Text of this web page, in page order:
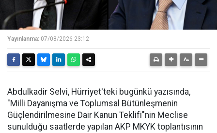
Yayınlanma: 07/08/2026 23:12
Abdulkadir Selvi, Hürriyet'teki bugünkü yazısında,
"Milli Dayanışma ve Toplumsal Bütünleşmenin
Güçlendirilmesine Dair Kanun Teklifi"nin Meclise
sunulduğu saatlerde yapılan AKP MKYK toplantısının